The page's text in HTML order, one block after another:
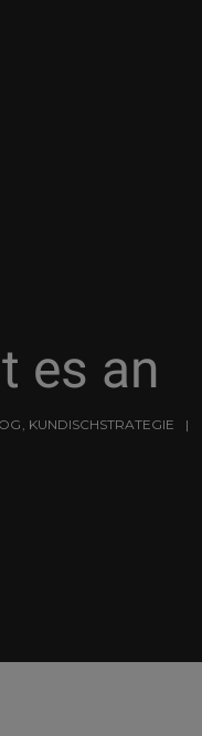
es an
, KUNDISCHSTRATEGIE